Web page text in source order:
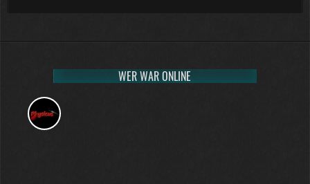
WER WAR ONLINE